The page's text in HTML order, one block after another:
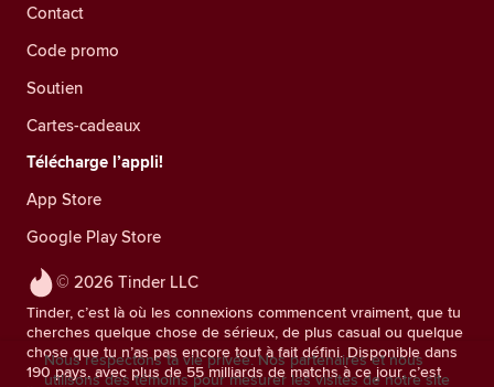
© 2026 Tinder LLC
Tinder, c’est là où les connexions commencent vraiment, que tu
cherches quelque chose de sérieux, de plus casual ou quelque
chose que tu n’as pas encore tout à fait défini. Disponible dans
190 pays, avec plus de 55 milliards de matchs à ce jour, c’est
Contact
Code promo
Soutien
Cartes-cadeaux
Télécharge l’appli!
App Store
Google Play Store
Nous respectons ta vie privée. Nos partenaires et nous
utilisons des témoins pour mesurer les visites de notre site